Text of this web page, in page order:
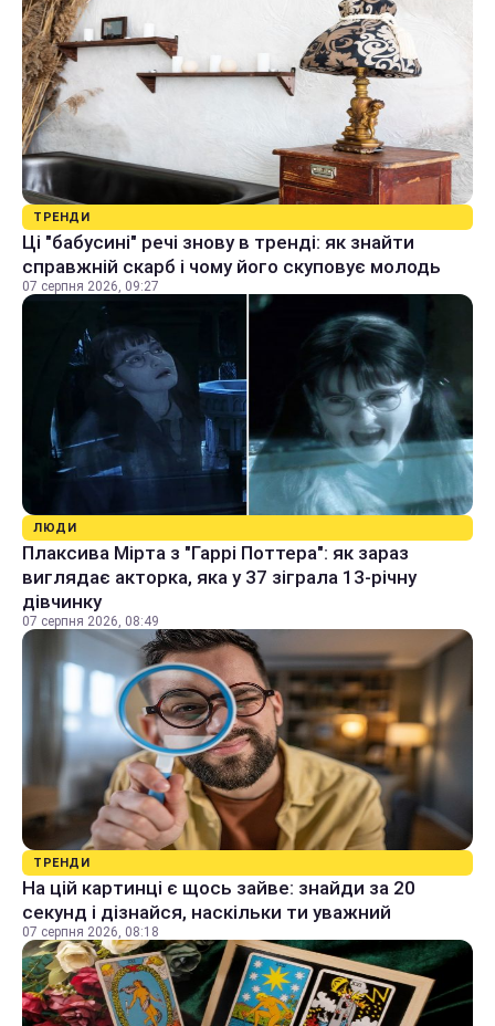
ТРЕНДИ
Ці "бабусині" речі знову в тренді: як знайти
справжній скарб і чому його скуповує молодь
07 серпня 2026, 09:27
ЛЮДИ
Плаксива Мірта з "Гаррі Поттера": як зараз
виглядає акторка, яка у 37 зіграла 13-річну
дівчинку
07 серпня 2026, 08:49
ТРЕНДИ
На цій картинці є щось зайве: знайди за 20
секунд і дізнайся, наскільки ти уважний
07 серпня 2026, 08:18